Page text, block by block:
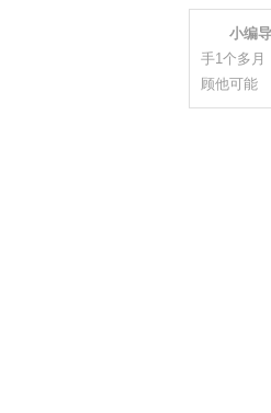
小编导
手1个多月
顾他可能